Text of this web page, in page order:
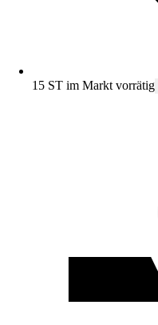
15 ST im Markt vorrätig